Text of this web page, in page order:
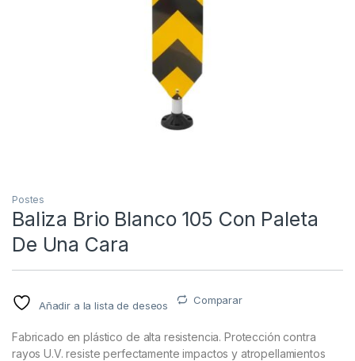
Postes
Baliza Brio Blanco 105 Con Paleta
De Una Cara
Añadir a la lista de deseos Comparar
Fabricado en plástico de alta resistencia. Protección contra
rayos U.V. resiste perfectamente impactos y atropellamientos